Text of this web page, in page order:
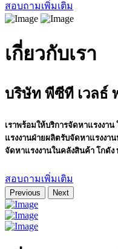
สอบถามเพิ่มเติม
เกี่ยวกับเรา
บริษัท พีซีที เวลธ์
เราพร้อมให้บริการจัดหาแรงงา
แรงงานฝ่ายผลิตรับจัดหาแรงงา
จัดหาแรงงานในคลังสินค้า โกดัง
สอบถามเพิ่มเติม
Previous Next